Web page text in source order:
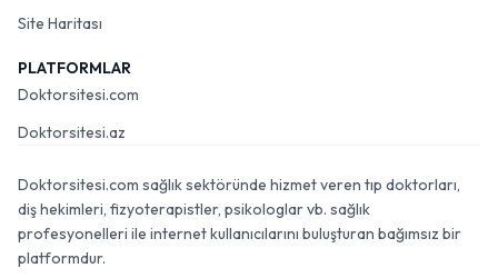
Site Haritası
PLATFORMLAR
Doktorsitesi.com
Doktorsitesi.az
Doktorsitesi.com sağlık sektöründe hizmet veren tıp doktorları,
diş hekimleri, fizyoterapistler, psikologlar vb. sağlık
profesyonelleri ile internet kullanıcılarını buluşturan bağımsız bir
platformdur.